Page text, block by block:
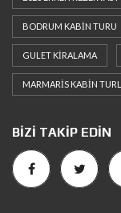
BODRUM KABIN TURU
GULET KIRALAMA
MARMARIS KABIN
BIZI TAKIP EDIN